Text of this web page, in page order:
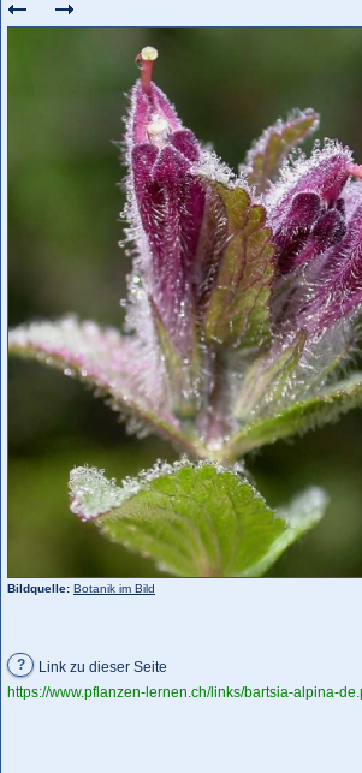
Bildquelle: Botanik im Bild
?
Link zu dieser Seite
https://www.pflanzen-lernen.ch/links/bartsia-alpina-